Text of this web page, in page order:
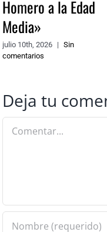
Homero a la Edad
Media»
julio 10th, 2026 |
Sin
comentarios
Deja tu